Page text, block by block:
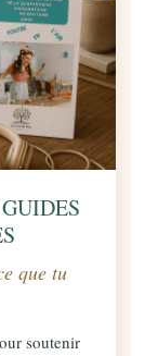
que tu
soutenir